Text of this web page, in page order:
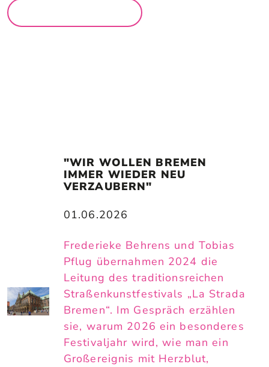
"WIR WOLLEN BREMEN
IMMER WIEDER NEU
VERZAUBERN"
01.06.2026
Frederieke Behrens und Tobias
Pflug übernahmen 2024 die
Leitung des traditionsreichen
Straßenkunstfestivals „La Strada
Bremen“. Im Gespräch erzählen
sie, warum 2026 ein besonderes
Festivaljahr wird, wie man ein
Großereignis mit Herzblut,